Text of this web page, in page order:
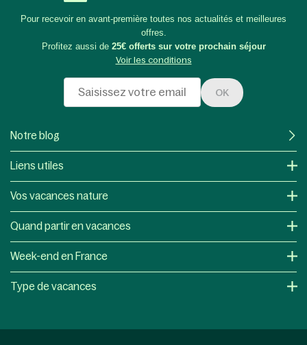
Pour recevoir en avant-première toutes nos actualités et meilleures
offres.
Profitez aussi de 25€ offerts sur votre prochain séjour
Voir les conditions
OK
Notre blog
Liens utiles
Vos vacances nature
Quand partir en vacances
Week-end en France
Type de vacances